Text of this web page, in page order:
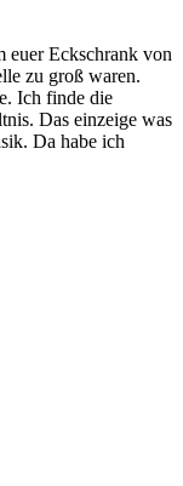
euer Eckschrank von
zu groß waren.
Ich finde die
Das einzeige was
Da habe ich